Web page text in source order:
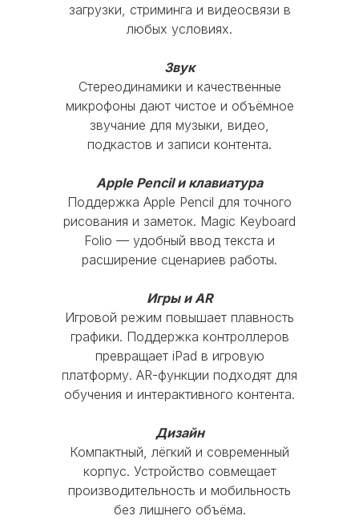
загрузки, стриминга и видеосвязи в
любых условиях.
Звук
Стереодинамики и качественные
микрофоны дают чистое и объёмное
звучание для музыки, видео,
подкастов и записи контента.
Apple Pencil и клавиатура
Поддержка Apple Pencil для точного
рисования и заметок. Magic Keyboard
Folio — удобный ввод текста и
расширение сценариев работы.
Игры и AR
Игровой режим повышает плавность
графики. Поддержка контроллеров
превращает iPad в игровую
платформу. AR-функции подходят для
обучения и интерактивного контента.
Дизайн
Компактный, лёгкий и современный
корпус. Устройство совмещает
производительность и мобильность
без лишнего объёма.
Оформить Trade-in
картой, наличными или оформить в
кредит
Пользовательское соглашение
Гарантия
Оплата
Блог
Сб-Вс и праздничные дни - выходные
Пн-Чт с 10:00 до 20:00
+7(926)998-08-87